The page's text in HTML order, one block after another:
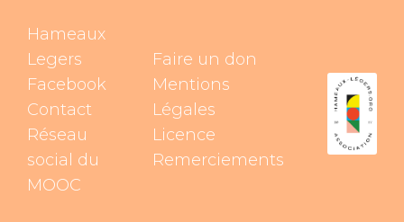
Hameaux
Legers
Facebook
Contact
Réseau
social du
MOOC
Faire un don
Mentions
Légales
Licence
Remerciements